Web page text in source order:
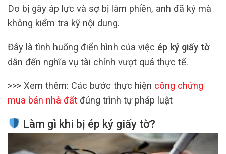
Do bị gây áp lực và sợ bị làm phiền, anh đã ký mà
không kiểm tra kỹ nội dung.
Đây là tình huống điển hình của việc ép ký giấy tờ
dẫn đến nghĩa vụ tài chính vượt quá thực tế.
>>> Xem thêm: Các bước thực hiện công chứng
mua bán nhà đất đúng trình tự pháp luật
Làm gì khi bị ép ký giấy tờ?